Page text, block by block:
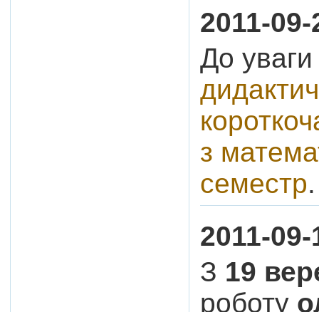
2011-09-
До уваги
з
семестр
2011-09-
З 19
роботу